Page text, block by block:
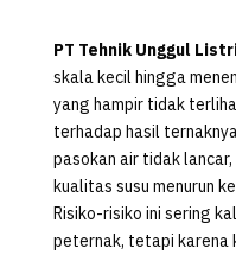
PT Tehnik Unggul
skala kecil hingga
yang hampir tidak
terhadap hasil
pasokan air tidak
kualitas susu menurun
Risiko-risiko ini sering
peternak, tetapi karena